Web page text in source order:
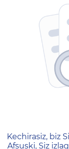
404 —
Kechirasiz, biz
Afsuski, Siz